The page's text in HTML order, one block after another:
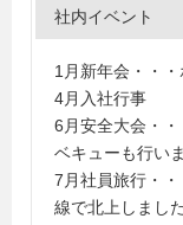
社内イベント
1月新年会・・
4月入社行事
6月安全大会・
ベキューも行い
7月社員旅行・
線で北上しました